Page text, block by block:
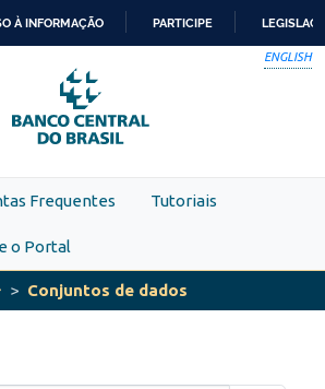
PARA
O
CONTEÚDO
À INFORMAÇÃO PARTICIPE
ENGLISH
Frequentes Tutoriais
o Portal
Conjuntos de dados